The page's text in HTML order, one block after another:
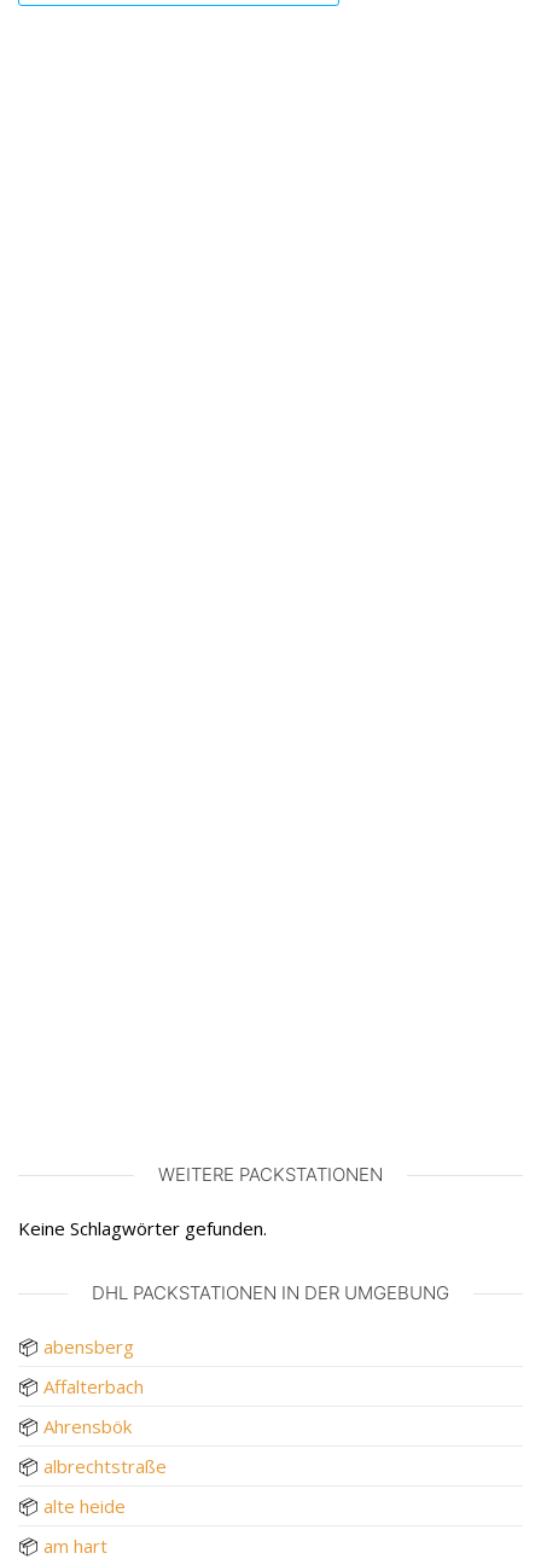
WEITERE PACKSTATIONEN
Keine Schlagwörter gefunden.
DHL PACKSTATIONEN IN DER UMGEBUNG
📦 abensberg
📦 Affalterbach
📦 Ahrensbök
📦 albrechtstraße
📦 alte heide
📦 am hart